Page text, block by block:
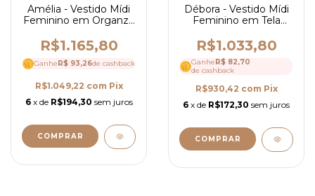
Amélia - Vestido Mídi
Feminino em Organza
Mangas Bufantes -
Ref 4305
R$1.165,80
Ganhe R$ 93,26de cashback
R$1.049,22 com Pix
6 x de R$194,30 sem juros
COMPRAR
Débora - Vestido Mídi
Feminino em Tela
Gola Alta, Manga
Longa e Cinto - Ref
4302
R$1.033,80
Ganhe R$ 82,70
de cashback
R$930,42 com Pix
6 x de R$172,30 sem juros
COMPRAR